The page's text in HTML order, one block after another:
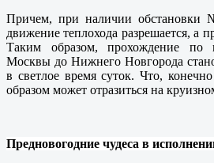
Причем, при наличии
движение теплохода разрешается,
Таким образом, прохождение
Москвы до Нижнего Новгорода
в светлое время суток. Что,
образом может отразиться на
Предновогодние чудеса в